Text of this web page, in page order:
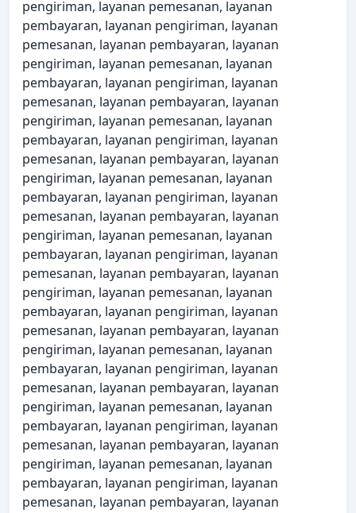
pengiriman, layanan pemesanan, layanan
pembayaran, layanan pengiriman, layanan
pemesanan, layanan pembayaran, layanan
pengiriman, layanan pemesanan, layanan
pembayaran, layanan pengiriman, layanan
pemesanan, layanan pembayaran, layanan
pengiriman, layanan pemesanan, layanan
pembayaran, layanan pengiriman, layanan
pemesanan, layanan pembayaran, layanan
pengiriman, layanan pemesanan, layanan
pembayaran, layanan pengiriman, layanan
pemesanan, layanan pembayaran, layanan
pengiriman, layanan pemesanan, layanan
pembayaran, layanan pengiriman, layanan
pemesanan, layanan pembayaran, layanan
pengiriman, layanan pemesanan, layanan
pembayaran, layanan pengiriman, layanan
pemesanan, layanan pembayaran, layanan
pengiriman, layanan pemesanan, layanan
pembayaran, layanan pengiriman, layanan
pemesanan, layanan pembayaran, layanan
pengiriman, layanan pemesanan, layanan
pembayaran, layanan pengiriman, layanan
pemesanan, layanan pembayaran, layanan
pengiriman, layanan pemesanan, layanan
pembayaran, layanan pengiriman, layanan
pemesanan, layanan pembayaran, layanan